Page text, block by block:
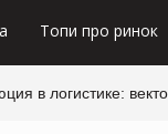
Топи про ринок
в логистике: